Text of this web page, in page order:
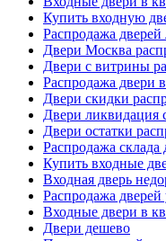
Купить входную
Распродажа
Двери Москва
Двери с витрины
Распродажа двери
Двери скидки
Двери ликвидация
Двери остатки
Распродажа
Купить входные
Входная дверь
Распродажа дверей
Входные двери в
Двери дешево